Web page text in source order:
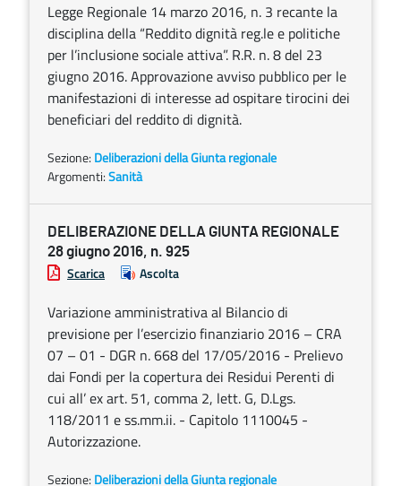
Legge Regionale 14 marzo 2016, n. 3 recante la
disciplina della “Reddito dignità reg.le e politiche
per l’inclusione sociale attiva”. R.R. n. 8 del 23
giugno 2016. Approvazione avviso pubblico per le
manifestazioni di interesse ad ospitare tirocini dei
beneficiari del reddito di dignità.
Sezione: Deliberazioni della Giunta regionale
Argomenti:Sanità
DELIBERAZIONE DELLA GIUNTA REGIONALE
28 giugno 2016, n. 925
Scarica Ascolta
Variazione amministrativa al Bilancio di
previsione per l’esercizio finanziario 2016 – CRA
07 – 01 - DGR n. 668 del 17/05/2016 - Prelievo
dai Fondi per la copertura dei Residui Perenti di
cui all’ ex art. 51, comma 2, lett. G, D.Lgs.
118/2011 e ss.mm.ii. - Capitolo 1110045 -
Autorizzazione.
Sezione: Deliberazioni della Giunta regionale